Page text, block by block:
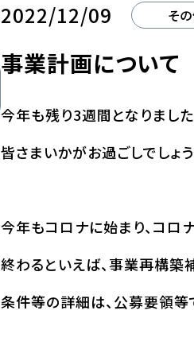
2022/12/09 そ
事業計画について
今年も残り3週間となりました
皆さまいかがお過ごしでしょう
今年もコロナに始まり、コロ
終わるといえば、事業再構築
条件等の詳細は、公募要領等